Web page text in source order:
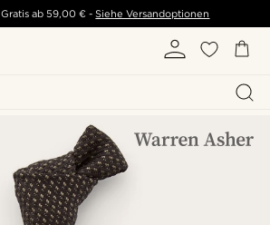
Gratis ab 59,00 € - Siehe Versandoptionen